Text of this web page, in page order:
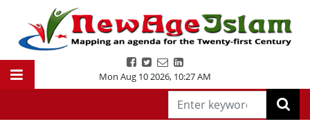
Mon Aug 10 2026, 10:27 AM